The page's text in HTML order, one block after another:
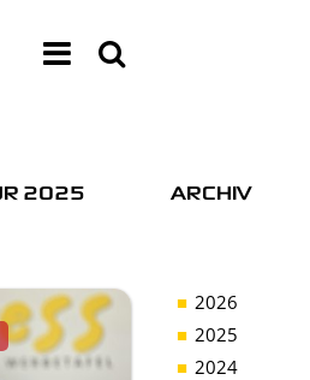
2025 ARCHIV
2026
2025
2024